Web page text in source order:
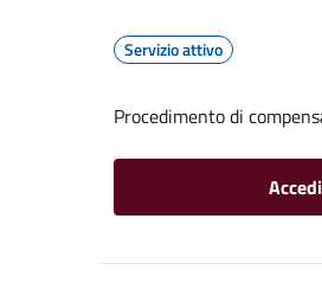
Servizio attivo
Procedimento di